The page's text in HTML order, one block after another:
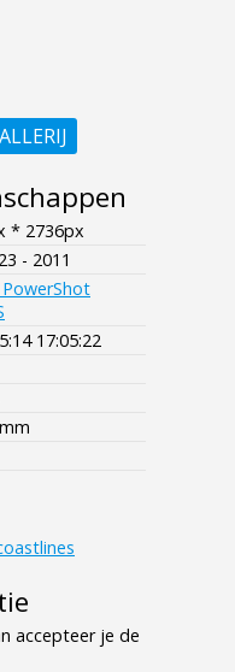
* 2736px
- 2011
17:05:22
accepteer je de